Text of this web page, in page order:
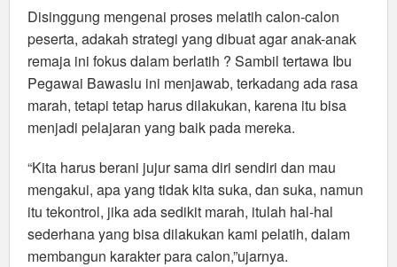
Disinggung mengenai proses melatih calon-calon
peserta, adakah strategi yang dibuat agar anak-anak
remaja ini fokus dalam berlatih ? Sambil tertawa Ibu
Pegawai Bawaslu ini menjawab, terkadang ada rasa
marah, tetapi tetap harus dilakukan, karena itu bisa
menjadi pelajaran yang baik pada mereka.
“Kita harus berani jujur sama diri sendiri dan mau
mengakui, apa yang tidak kita suka, dan suka, namun
itu tekontrol, jika ada sedikit marah, itulah hal-hal
sederhana yang bisa dilakukan kami pelatih, dalam
membangun karakter para calon,”ujarnya.